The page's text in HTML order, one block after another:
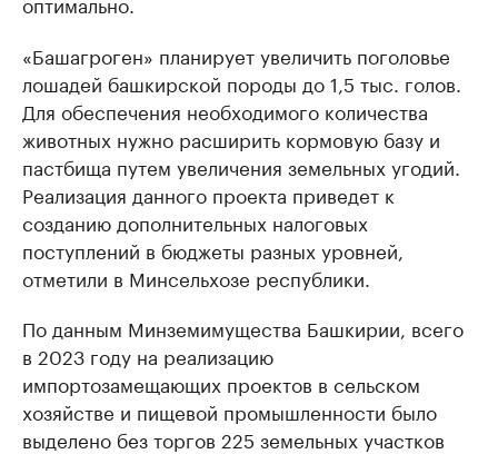
«Башагроген» планирует увеличить поголовье
лошадей башкирской породы до 1,5 тыс. голов.
Для обеспечения необходимого количества
животных нужно расширить кормовую базу и
пастбища путем увеличения земельных угодий.
Реализация данного проекта приведет к
созданию дополнительных налоговых
поступлений в бюджеты разных уровней,
отметили в Минсельхозе республики.
По данным Минземимущества Башкирии, всего
в 2023 году на реализацию
импортозамещающих проектов в сельском
хозяйстве и пищевой промышленности было
выделено без торгов 225 земельных участков